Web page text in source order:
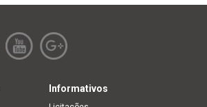
Informativos